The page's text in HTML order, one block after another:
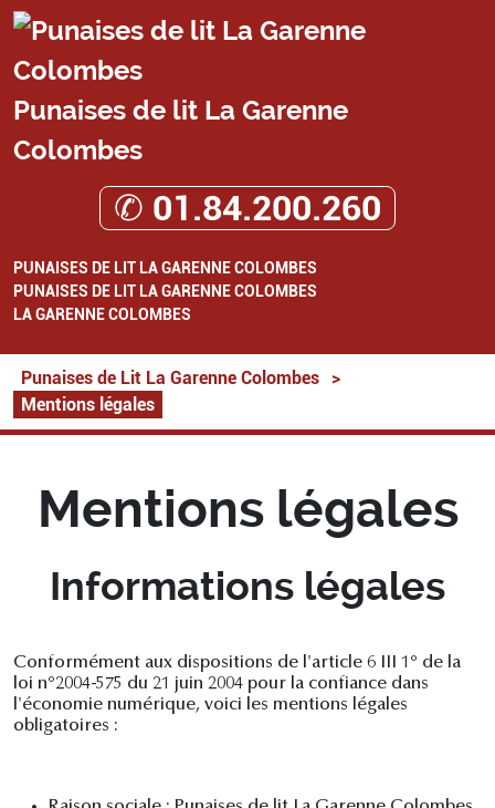
Punaises de lit La Garenne
Colombes
✆ 01.84.200.260
PUNAISES DE LIT LA GARENNE COLOMBES
PUNAISES DE LIT LA GARENNE COLOMBES
LA GARENNE COLOMBES
Punaises de Lit La Garenne Colombes
>
Mentions légales
Mentions légales
Informations légales
Conformément aux dispositions de l'article 6 III 1° de la
loi n°2004-575 du 21 juin 2004 pour la confiance dans
l'économie numérique, voici les mentions légales
obligatoires :